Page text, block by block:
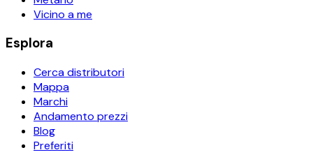
Vicino a me
Esplora
Cerca distributori
Mappa
Marchi
Andamento prezzi
Blog
Preferiti